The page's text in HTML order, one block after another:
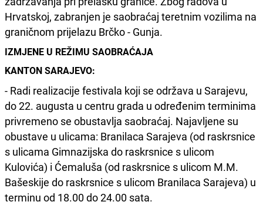
Hrvatskoj, zabranjen je saobraćaj teretnim vozilima na
graničnom prijelazu Brčko - Gunja.
IZMJENE U REŽIMU SAOBRAĆAJA
KANTON SARAJEVO:
- Radi realizacije festivala koji se održava u Sarajevu,
do 22. augusta u centru grada u određenim terminima
privremeno se obustavlja saobraćaj. Najavljene su
obustave u ulicama: Branilaca Sarajeva (od raskrsnice
s ulicama Gimnazijska do raskrsnice s ulicom
Kulovića) i Ćemaluša (od raskrsnice s ulicom M.M.
Bašeskije do raskrsnice s ulicom Branilaca Sarajeva) u
terminu od 18.00 do 24.00 sata.